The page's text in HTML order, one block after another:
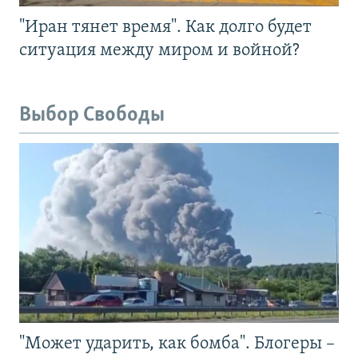
"Иран тянет время". Как долго будет
ситуация между миром и войной?
Выбор Свободы
"Может ударить, как бомба". Блогеры –